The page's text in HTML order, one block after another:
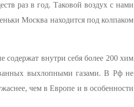
раз в год. Таковой воздух с нами
Москва находится под колпаком
содержат внутри себя более 200 хим
выхлопными газами. В Рф не
чем в Европе и в особенности